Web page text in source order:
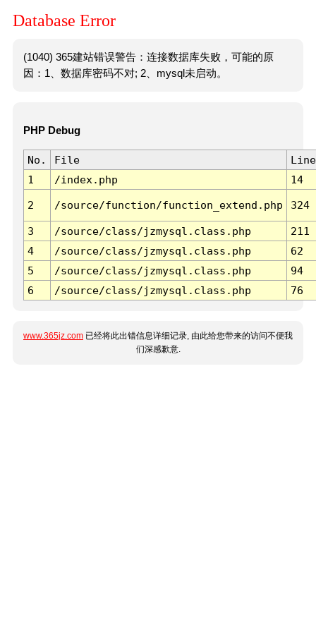
Database Error
(1040) 365建站错误警告：连接数据库失败，可能的原
因：1、数据库密码不对; 2、mysql未启动。
PHP Debug
No. File
Line
1
/index.php 14
2 /source/function/function_extend.php 324
3 /source/class/jzmysql.class.php
211
4
/source/class/jzmysql.class.php
62
5
/source/class/jzmysql.class.php
94
6
/source/class/jzmysql.class.php 76
www.365jz.com 已经将此出错信息详细记录, 由此给您带来的访问不便我
们深感歉意.